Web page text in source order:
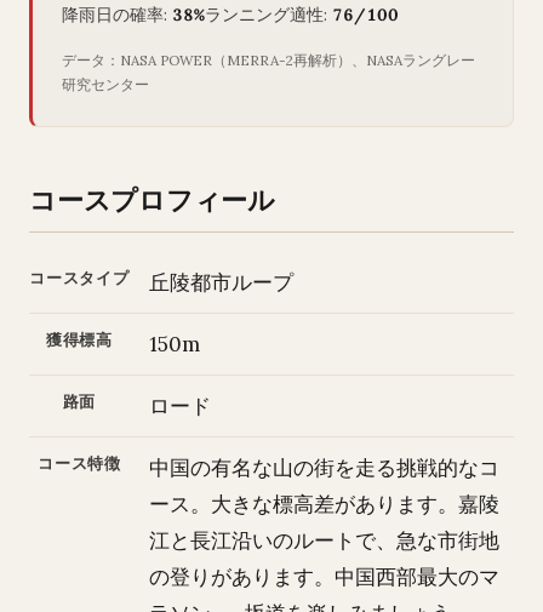
降雨日の確率: 38%ランニング適性: 76/100
データ：NASA POWER（MERRA-2再解析）、NASAラングレー
研究センター
コースプロフィール
コースタイプ 丘陵都市ループ
獲得標高 150m
路面 ロード
コース特徴
中国の有名な山の街を走る挑戦的なコ
ース。大きな標高差があります。嘉陵
江と長江沿いのルートで、急な市街地
の登りがあります。中国西部最大のマ